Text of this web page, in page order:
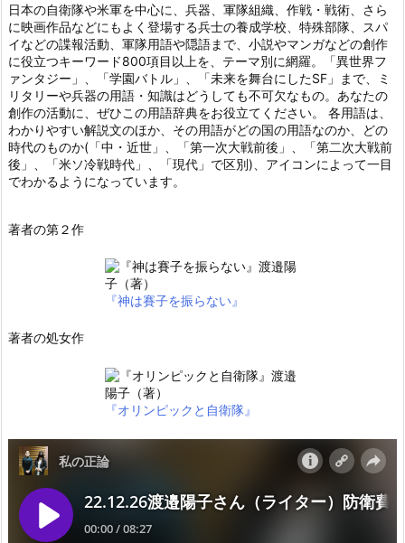
日本の自衛隊や米軍を中心に、兵器、軍隊組織、作戦・戦術、さら
に映画作品などにもよく登場する兵士の養成学校、特殊部隊、スパ
イなどの諜報活動、軍隊用語や隠語まで、小説やマンガなどの創作
に役立つキーワード800項目以上を、テーマ別に網羅。「異世界フ
ァンタジー」、「学園バトル」、「未来を舞台にしたSF」まで、ミ
リタリーや兵器の用語・知識はどうしても不可欠なもの。あなたの
創作の活動に、ぜひこの用語辞典をお役立てください。 各用語は、
わかりやすい解説文のほか、その用語がどの国の用語なのか、どの
時代のものか(「中・近世」、「第一次大戦前後」、「第二次大戦前
後」、「米ソ冷戦時代」、「現代」で区別)、アイコンによって一目
でわかるようになっています。
著者の第２作
『神は賽子を振らない』
著者の処女作
『オリンピックと自衛隊』